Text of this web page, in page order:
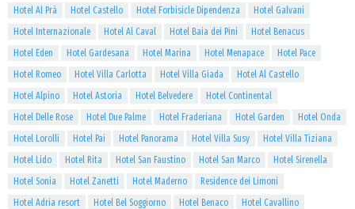
Hotel Al Prà
Hotel Castello Hotel Forbisicle Dipendenza
Hotel Galvani
Hotel Internazionale
Hotel Al Caval Hotel Baia dei Pini
Hotel Benacus
Hotel Eden
Hotel Gardesana Hotel Marina Hotel Menapace
Hotel Pace
Hotel Romeo
Hotel Villa Carlotta Hotel Villa Giada
Hotel Al Castello
Hotel Alpino
Hotel Astoria Hotel Belvedere
Hotel Continental
Hotel Delle Rose
Hotel Due Palme Hotel Fraderiana Hotel Garden
Hotel Onda
Hotel Lorolli
Hotel Pai Hotel Panorama Hotel Villa Susy
Hotel Villa Tiziana
Hotel Lido
Hotel Rita Hotel San Faustino Hotel San Marco
Hotel Sirenella
Hotel Sonia
Hotel Zanetti Hotel Maderno
Residence dei Limoni
Hotel Adria resort
Hotel Bel Soggiorno Hotel Benaco
Hotel Cavallino